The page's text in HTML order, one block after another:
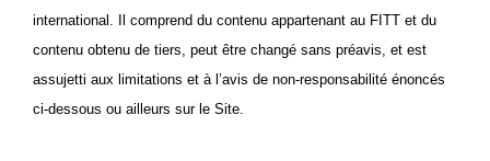
international. Il comprend du contenu appartenant au FITT et du
contenu obtenu de tiers, peut être changé sans préavis, et est
assujetti aux limitations et à l’avis de non-responsabilité énoncés
ci-dessous ou ailleurs sur le Site.